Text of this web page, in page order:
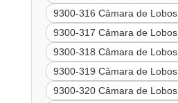
9300-316 Câmara de Lobos
9300-317 Câmara de Lobos
9300-318 Câmara de Lobos
9300-319 Câmara de Lobos
9300-320 Câmara de Lobos